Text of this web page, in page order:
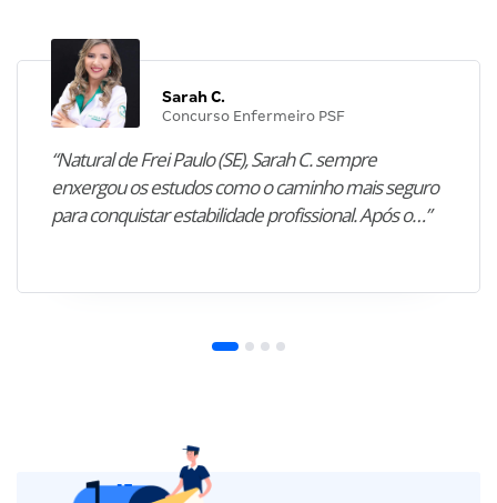
Sarah C.
Concurso Enfermeiro PSF
“Natural de Frei Paulo (SE), Sarah C. sempre
enxergou os estudos como o caminho mais seguro
para conquistar estabilidade profissional. Após o…”